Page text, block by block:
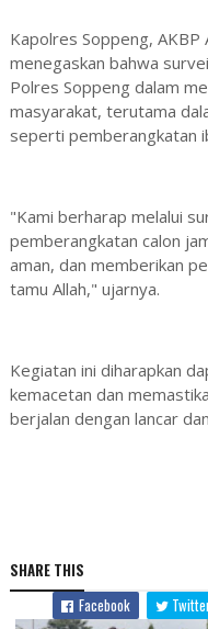
Kapolres Soppeng, AKBP
menegaskan bahwa
Polres Soppeng dalam
masyarakat, terutama
seperti pemberangkatan
"Kami berharap melalui
pemberangkatan calon
aman, dan memberikan
tamu Allah," ujarnya.
Kegiatan ini diharapkan
kemacetan dan
berjalan dengan lancar
SHARE THIS
Facebook